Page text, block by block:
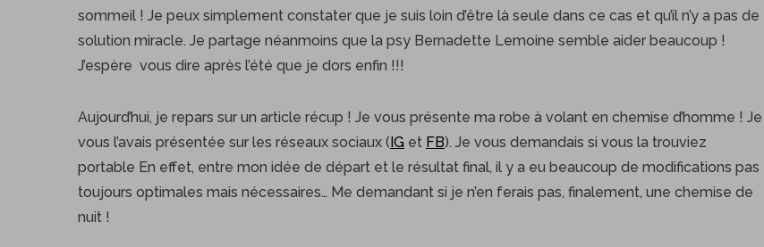
sommeil ! Je peux simplement constater que je suis loin d’être là seule dans ce cas et qu’il n’y a pas de
solution miracle. Je partage néanmoins que la psy Bernadette Lemoine semble aider beaucoup !
J’espère vous dire après l’été que je dors enfin !!!
Aujourd’hui, je repars sur un article récup ! Je vous présente ma robe à volant en chemise d’homme ! Je
vous l’avais présentée sur les réseaux sociaux (IG et FB). Je vous demandais si vous la trouviez
portable En effet, entre mon idée de départ et le résultat final, il y a eu beaucoup de modifications pas
toujours optimales mais nécessaires… Me demandant si je n’en ferais pas, finalement, une chemise de
nuit !